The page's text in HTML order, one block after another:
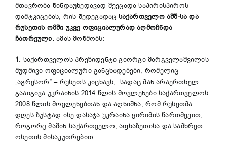
მთავრობა წინდაუხედავად შეეცადა საპირისპიროს
დამტკიცებას, რის შედეგადაც საქართველო აშშ-სა და
რუსეთის ომში უკვე ოფიციალურად აღმოჩნდა
ჩათრეული.ამას მოწმობს:
1. საქართველოს პრეზიდენტი გიორგი მარგველაშვილის
მუდმივი ოფიციალური განცხადებები, რომელიც
„აგრესორ“ – რუსეთს კიცხავს, სადაც მან არაერთხელ
გააიგივა უკრაინის 2014 წლის მოვლენები საქართველოს
2008 წლის მოვლენებთან და აღნიშნა, რომ რუსეთმა
დღეს ზუსტად ისე დასაჯა უკრაინა ყირიმის წართმევით,
როგორც მაშინ საქართველო, აფხაზეთისა და სამხრეთ
ოსეთის მისაკუთრებით.